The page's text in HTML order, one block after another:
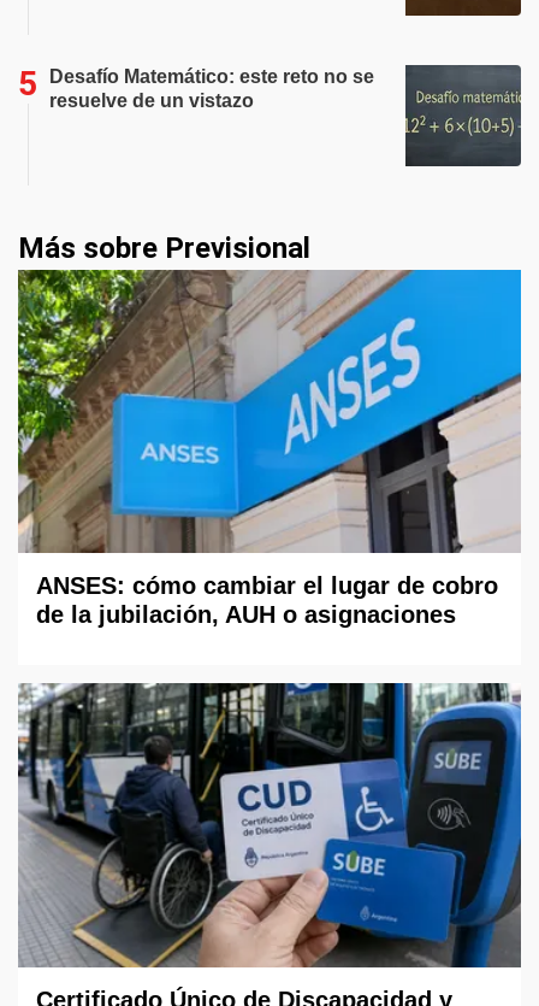
Desafío Matemático: este reto no se
resuelve de un vistazo
Más sobre Previsional
ANSES: cómo cambiar el lugar de cobro
de la jubilación, AUH o asignaciones
Certificado Único de Discapacidad y